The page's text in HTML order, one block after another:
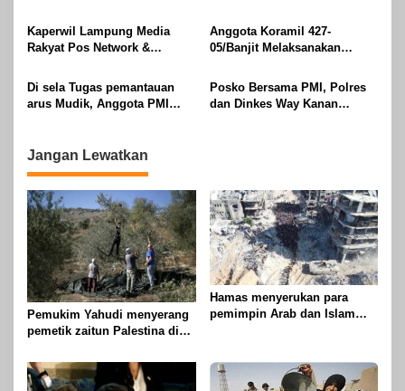
Idul Fitri di Way Kanan
M, Di Kampung Simpang
Asam, Kecamatan Banjit
Kaperwil Lampung Media
Rakyat Pos Network &
Network,Tergabung Di Forum
DPC KWRI, Way Kanan :
Mengucapkan Selamat Hari
Anggota Koramil 427-
05/Banjit Melaksanakan
ogoh Di Wilayah Bali Sadhar,
Kecamatan Banjit
Di sela Tugas pemantauan
arus Mudik, Anggota PMI
Demi Selamatkan Nyawa
Bocah 7 Tahun
Posko Bersama PMI, Polres
dan Dinkes Way Kanan
Jangan Lewatkan
Pemukim Yahudi menyerang
pemetik zaitun Palestina di
Hamas menyerukan para
pemimpin Arab dan Islam
genosida di Gaza